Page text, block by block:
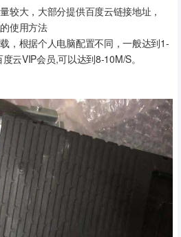
支持
软件创建一个只包含一行字符串“RES
文件，并将该文本文件的文件名修改
成恢复出厂设置文件。使用普通读卡器
空的Micro SD卡中。注意文本文件的
建议大家都安装到D盘哦，别装
票开票软件系统怎么安装
件再复制到新的开票软件目录即
较大，大部分提供百度云链接地址，
使用方法
，根据个人电脑配置不同，一般达到1-
云VIP会员,可以达到8-10M/S。